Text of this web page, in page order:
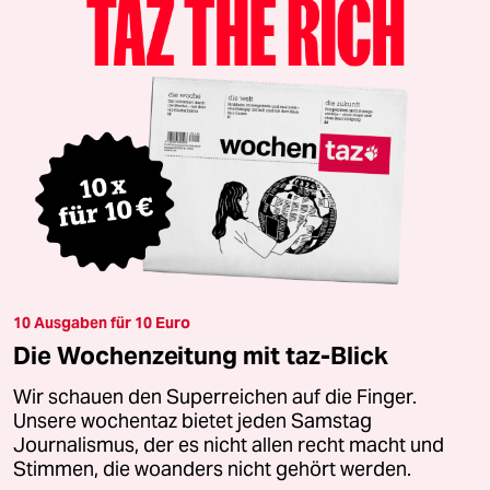
10 Ausgaben für 10 Euro
Die Wochenzeitung mit taz-Blick
Wir schauen den Superreichen auf die Finger.
Unsere wochentaz bietet jeden Samstag
Journalismus, der es nicht allen recht macht und
Stimmen, die woanders nicht gehört werden.